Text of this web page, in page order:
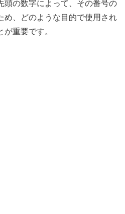
頭の数字によって、その番号の
め、どのような目的で使用され
重要です。